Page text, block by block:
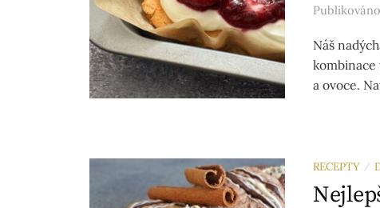
Publikováno
Náš
a ovoce.
RECEPTY /